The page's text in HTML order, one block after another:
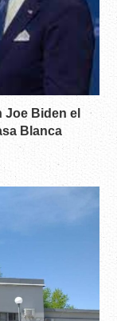
Biden el
Blanca